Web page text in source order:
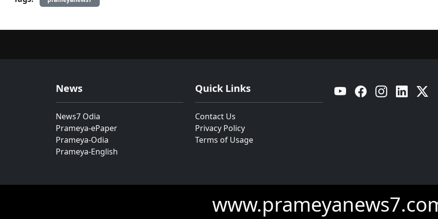
News
News7 Odia
Prameya-ePaper
Prameya-Odia
Prameya-English
Quick Links
Contact Us
Privacy Policy
Terms of Usage
YouTube Facebook Instagram